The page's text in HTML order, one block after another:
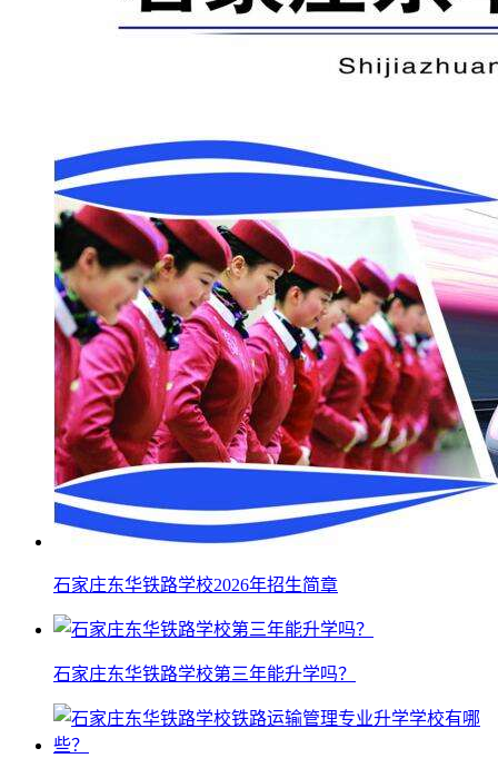
石家庄东华铁路学校2026年招生简章
石家庄东华铁路学校第三年能升学吗？